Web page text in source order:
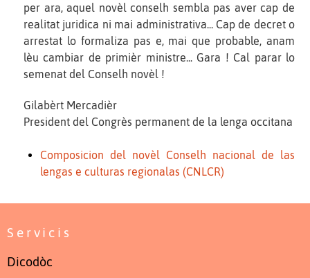
per ara, aquel novèl conselh sembla pas aver cap de
realitat juridica ni mai administrativa... Cap de decret o
arrestat lo formaliza pas e, mai que probable, anam
lèu cambiar de primièr ministre... Gara ! Cal parar lo
semenat del Conselh novèl !
Gilabèrt Mercadièr
President del Congrès permanent de la lenga occitana
Composicion del novèl Conselh nacional de las
lengas e culturas regionalas (CNLCR)
Servicis
Dicodòc